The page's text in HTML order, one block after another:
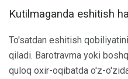
Kutilmaganda eshitish
To'satdan eshitish
qiladi. Barotravma yoki
quloq oxir-oqibatda o'z-